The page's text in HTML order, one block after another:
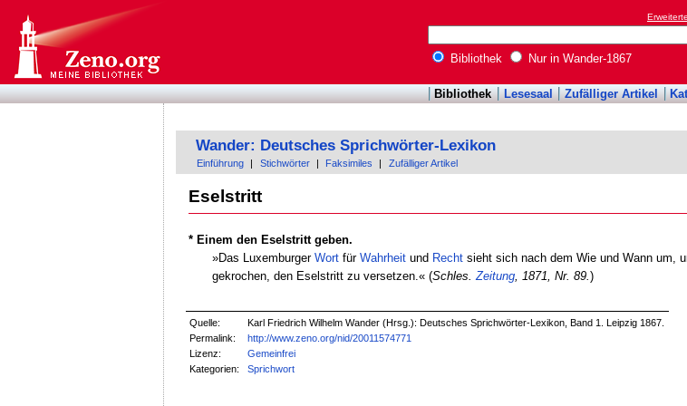
Bibliothek Nur in Wander-1867
Bibliothek Lesesaal Zufälliger Artikel
Wander: Deutsches Sprichwörter-Lexikon
Einführung Stichwörter Faksimiles Zufälliger Artikel
Eselstritt
* Einem den Eselstritt geben.
»Das LuxemburgerWort fürWahrheit und Recht sieht sich nach dem Wie und Wann um,
gekrochen, den Eselstritt zu versetzen.« (Schles.Zeitung , 1871, Nr. 89.)
Quelle:
Karl Friedrich Wilhelm Wander (Hrsg.): Deutsches Sprichwörter-Lexikon, Band 1. Leipzig 1867.
Permalink:
http://www.zeno.org/nid/20011574771
Lizenz:
Gemeinfrei
Kategorien:
Sprichwort